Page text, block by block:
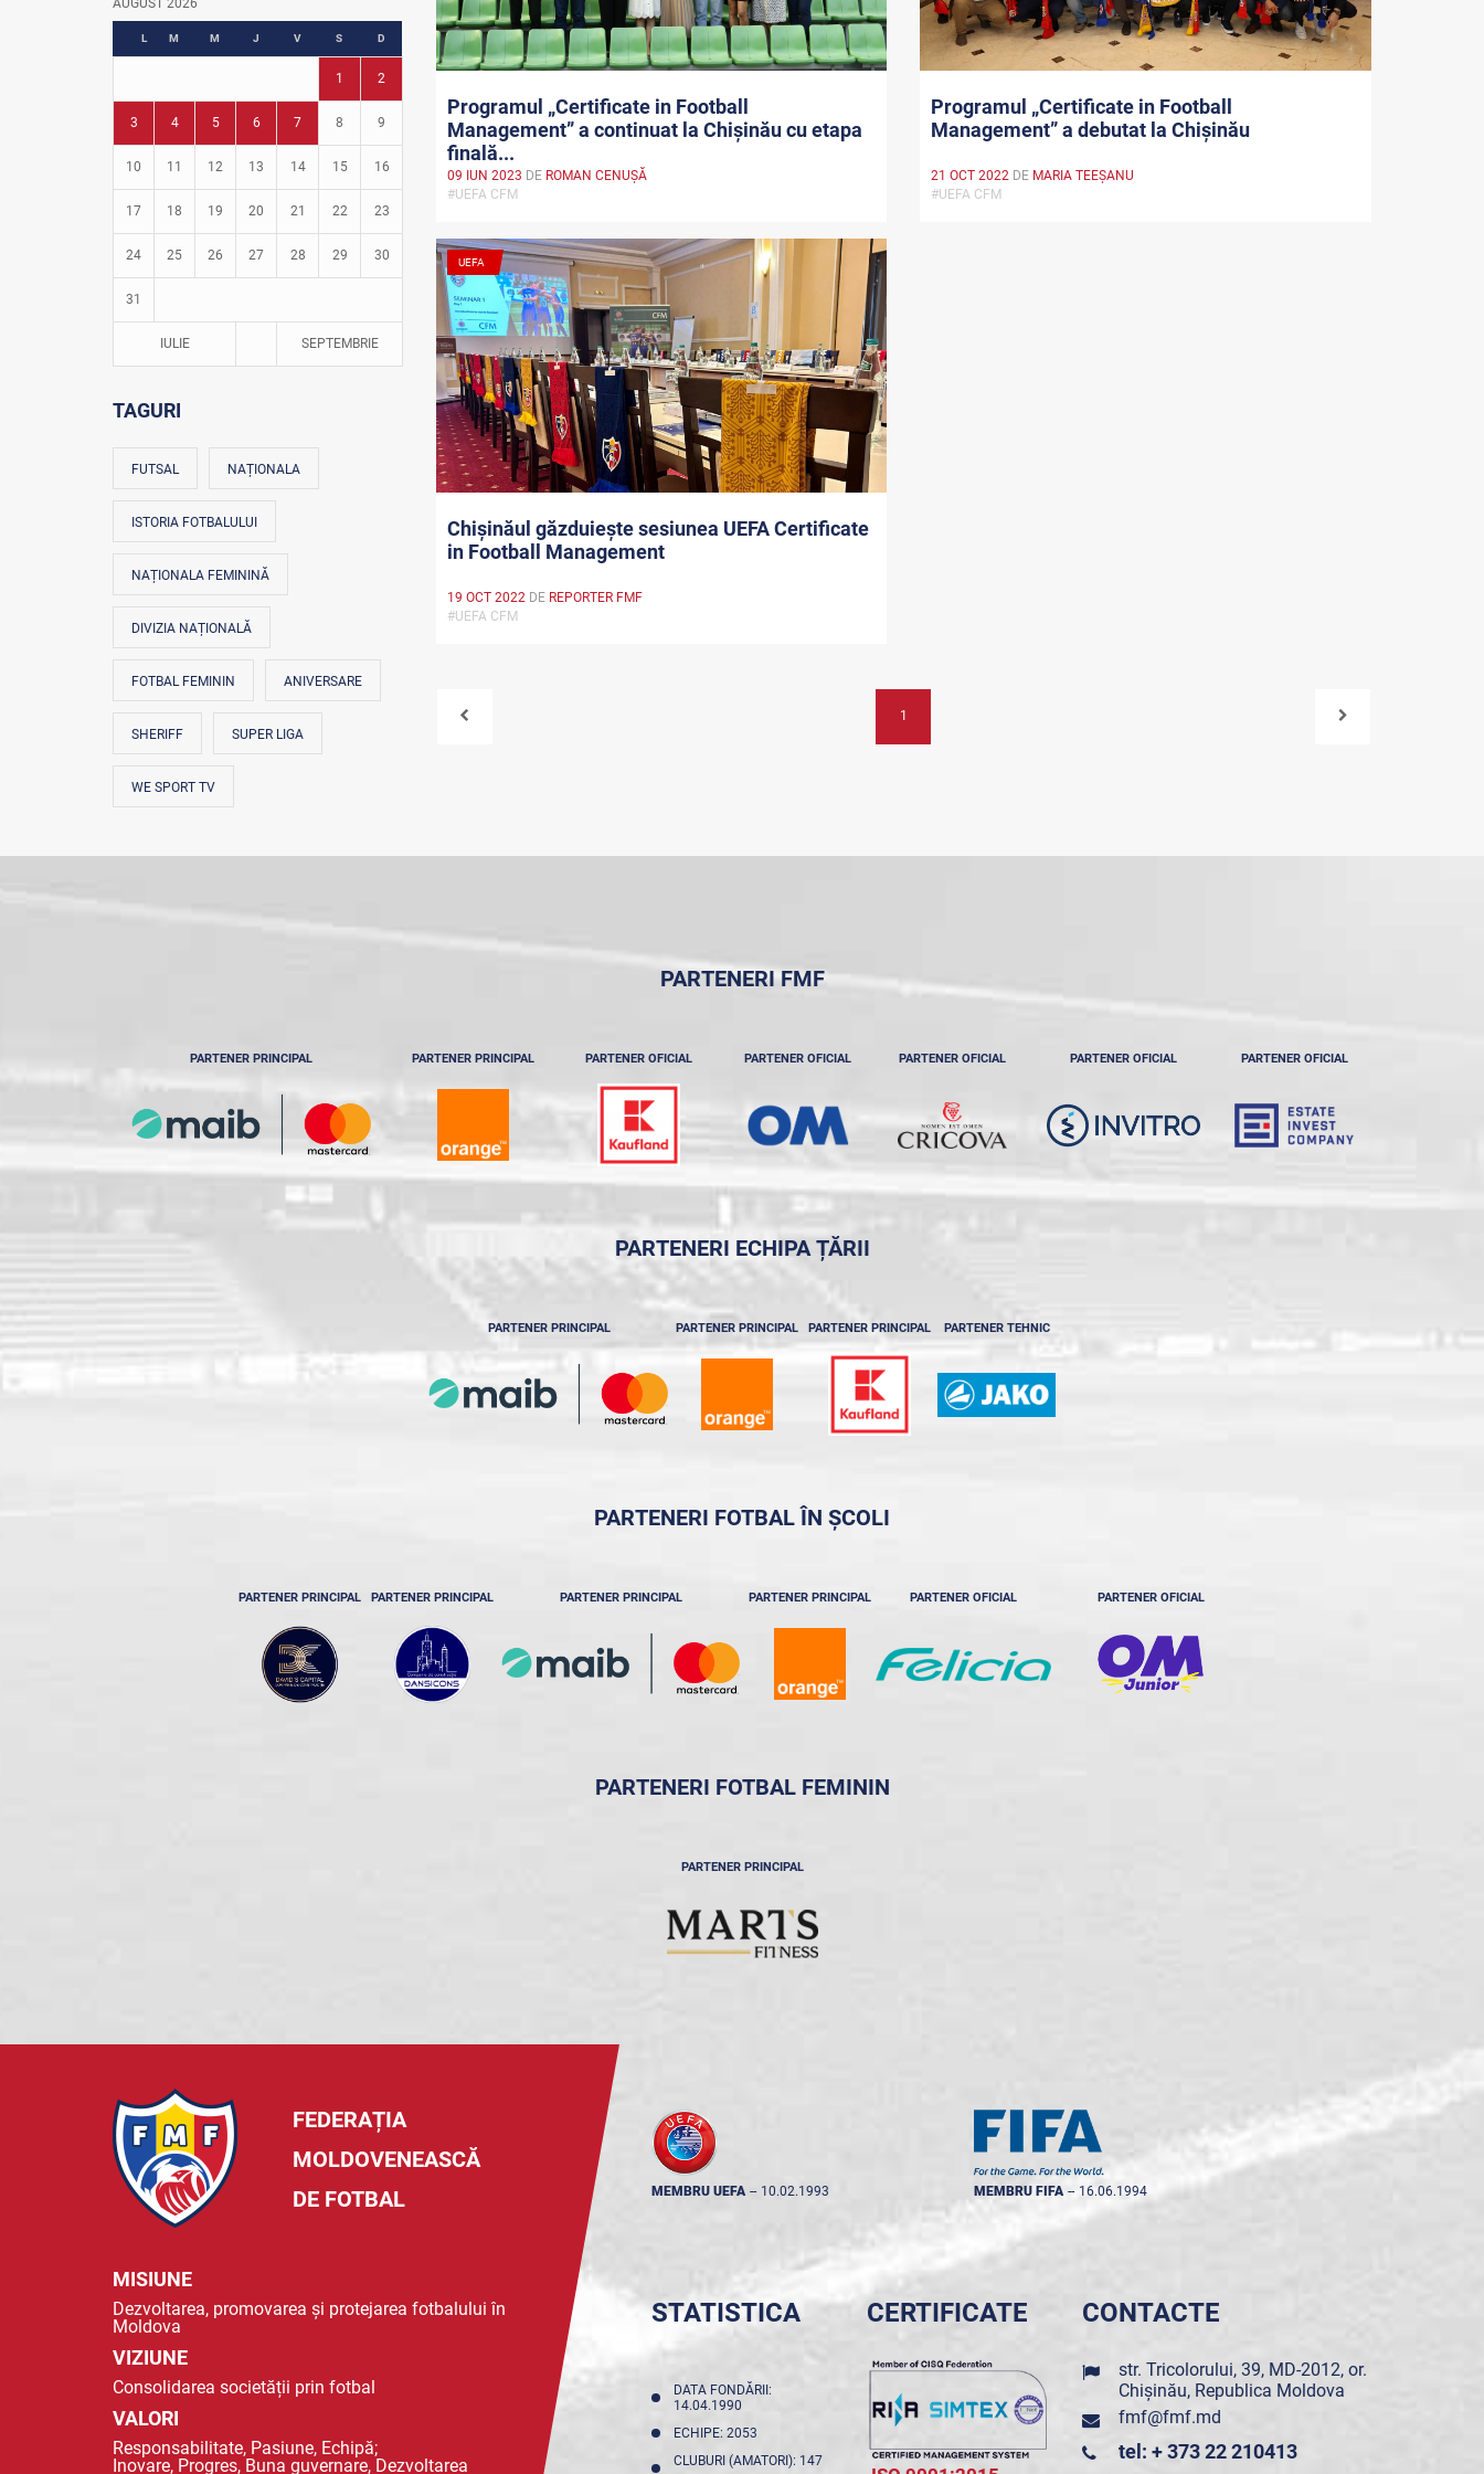
Fotbal în grădinițe
AUGUST 2026
L M M J V S D
1 2
3 4 5 6 7 8 9
10 11 12 13 14 15 16
17 18 19 20 21 22 23
24 25 26 27 28 29 30
31
IULIE SEPTEMBRIE
TAGURI
FUTSAL NAȚIONALA
ISTORIA FOTBALULUI
NAȚIONALA FEMININĂ
DIVIZIA NAȚIONALĂ
FOTBAL FEMININ ANIVERSARE
SHERIFF SUPER LIGA
WE SPORT TV
Programul „Certificate in Football
Management” a continuat la Chișinău cu etapa
finală...
09 IUN 2023 DE ROMAN CENUȘĂ
#UEFA CFM
Programul „Certificate in Football
Management” a debutat la Chișinău
21 OCT 2022 DE MARIA TEEŞANU
#UEFA CFM
UEFA
Chișinăul găzduiește sesiunea UEFA Certificate
in Football Management
19 OCT 2022DE REPORTER FMF
#UEFA CFM
1
PARTENERI FMF
PARTENER PRINCIPAL PARTENER PRINCIPAL PARTENER OFICIAL PARTENER OFICIAL PARTENER OFICIAL PARTENER OFICIAL PARTENER OFICIAL
PARTENERI ECHIPA ȚĂRII
PARTENER PRINCIPAL PARTENER PRINCIPAL PARTENER PRINCIPAL PARTENER TEHNIC
PARTENERI FOTBAL ÎN ȘCOLI
PARTENER PRINCIPAL PARTENER PRINCIPAL PARTENER PRINCIPAL PARTENER PRINCIPAL PARTENER OFICIAL PARTENER OFICIAL
PARTENERI FOTBAL FEMININ
PARTENER PRINCIPAL
FEDERAȚIA
MOLDOVENEASCĂ
DE FOTBAL
MISIUNE
Dezvoltarea, promovarea și protejarea fotbalului în
Moldova
VIZIUNE
Consolidarea societății prin fotbal
VALORI
Responsabilitate, Pasiune, Echipă;
Inovare, Progres, Buna guvernare, Dezvoltarea
MEMBRU UEFA -- 10.02.1993 MEMBRU FIFA -- 16.06.1994
STATISTICA
DATA FONDĂRII:
14.04.1990
ECHIPE: 2053
CLUBURI (AMATORI): 147
CERTIFICATE CONTACTE
str. Tricolorului, 39, MD-2012, or.
Chișinău, Republica Moldova
fmf@fmf.md
tel: + 373 22 210413